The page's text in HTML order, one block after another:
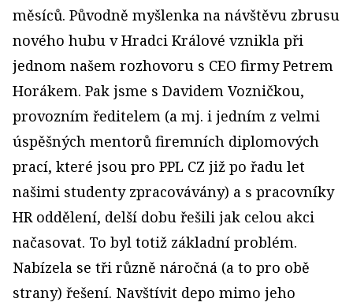
měsíců. Původně myšlenka na návštěvu zbrusu
nového hubu v Hradci Králové vznikla při
jednom našem rozhovoru s CEO firmy Petrem
Horákem. Pak jsme s Davidem Vozničkou,
provozním ředitelem (a mj. i jedním z velmi
úspěšných mentorů firemních diplomových
prací, které jsou pro PPL CZ již po řadu let
našimi studenty zpracovávány) a s pracovníky
HR oddělení, delší dobu řešili jak celou akci
načasovat. To byl totiž základní problém.
Nabízela se tři různě náročná (a to pro obě
strany) řešení. Navštívit depo mimo jeho